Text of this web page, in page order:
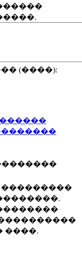
(����):
���������
����.